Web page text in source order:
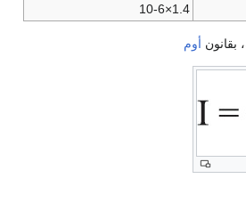
1.4×10-6
أوم